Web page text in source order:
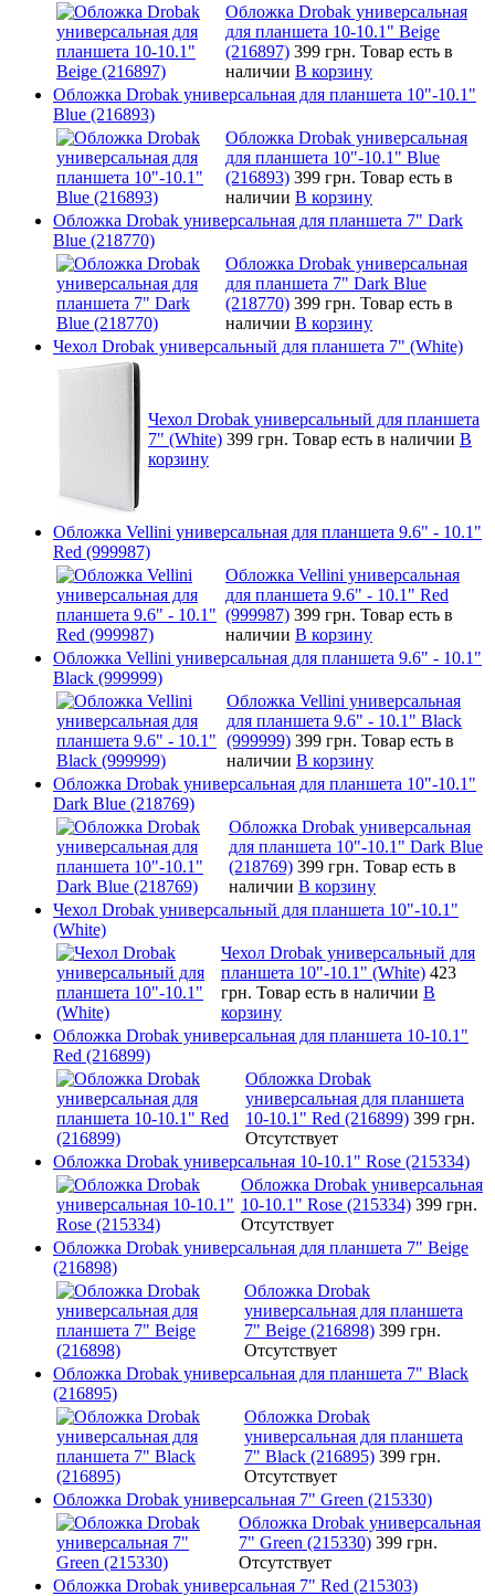
Обложка Drobak универсальная
для планшета 10-10.1" Beige
(216897) 399 грн. Товар есть в
наличии В корзину
Обложка Drobak универсальная для планшета 10"-10.1"
Blue (216893)
Обложка Drobak универсальная
для планшета 10"-10.1" Blue
(216893) 399 грн. Товар есть в
наличии В корзину
Обложка Drobak универсальная для планшета 7" Dark
Blue (218770)
Обложка Drobak универсальная
для планшета 7" Dark Blue
(218770) 399 грн. Товар есть в
наличии В корзину
Чехол Drobak универсальный для планшета 7" (White)
Чехол Drobak универсальный для планшета
7" (White) 399 грн. Товар есть в наличии В
корзину
Обложка Vellini универсальная для планшета 9.6" - 10.1"
Red (999987)
Обложка Vellini универсальная
для планшета 9.6" - 10.1" Red
(999987) 399 грн. Товар есть в
наличии В корзину
Обложка Vellini универсальная для планшета 9.6" - 10.1"
Black (999999)
Обложка Vellini универсальная
для планшета 9.6" - 10.1" Black
(999999) 399 грн. Товар есть в
наличии В корзину
Обложка Drobak универсальная для планшета 10"-10.1"
Dark Blue (218769)
Обложка Drobak универсальная
для планшета 10"-10.1" Dark Blue
(218769) 399 грн. Товар есть в
наличии В корзину
Чехол Drobak универсальный для планшета 10"-10.1"
(White)
Чехол Drobak универсальный для
планшета 10"-10.1" (White) 423
грн. Товар есть в наличии В
корзину
Обложка Drobak универсальная для планшета 10-10.1"
Red (216899)
Обложка Drobak
универсальная для планшета
10-10.1" Red (216899) 399 грн.
Отсутствует
Обложка Drobak универсальная 10-10.1" Rose (215334)
Обложка Drobak универсальная
10-10.1" Rose (215334) 399 грн.
Отсутствует
Обложка Drobak универсальная для планшета 7" Beige
(216898)
Обложка Drobak
универсальная для планшета
7" Beige (216898) 399 грн.
Отсутствует
Обложка Drobak универсальная для планшета 7" Black
(216895)
Обложка Drobak
универсальная для планшета
7" Black (216895) 399 грн.
Отсутствует
Обложка Drobak универсальная 7" Green (215330)
Обложка Drobak универсальная
7" Green (215330) 399 грн.
Отсутствует
Обложка Drobak универсальная 7" Red (215303)